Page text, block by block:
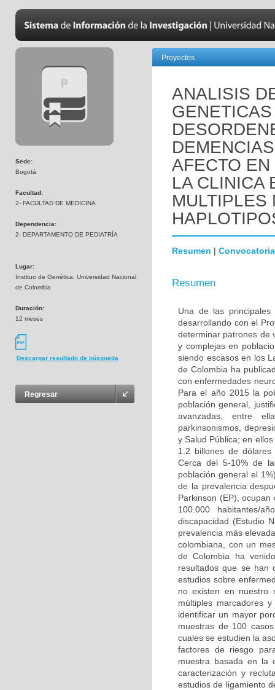
Sede:
Bogotá
Facultad:
2- FACULTAD DE MEDICINA
Dependencia:
2- DEPARTAMENTO DE PEDIATRÍA
Lugar:
Instituo de Genética, Universidad Nacional
de Colombia
Duración:
12 meses
Descargar resultado de búsqueda
Regresar
Proyectos
ANALISIS
AFECTO
LA CLINICA
MULTIPLES
Resumen | Convocatoria
Resumen
Una de las
desarrollando con el
determinar patrones de
y complejas en
siendo escasos en los
de Colombia ha
con enfermedades
Para el año 2015 la
población general,
avanzadas, entre
parkinsonismos,
y Salud Pública; en
1.2 billones de
Cerca del 5-10% de
población general el
de la prevalencia
Parkinson (EP),
100.000 habitantes/
discapacidad (Estudio
prevalencia más
colombiana, con un
de Colombia ha
resultados que se han
estudios sobre
no existen en nuestro
múltiples marcadores
identificar un mayor
muestras de 100
cuales se estudien la
factores de riesgo
muestra basada en la
caracterización y
estudios de ligamiento